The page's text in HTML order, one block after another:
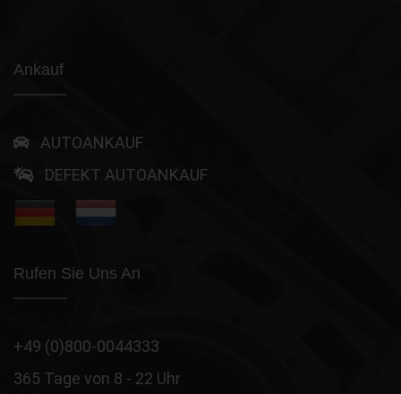
Ankauf
AUTOANKAUF
DEFEKT AUTOANKAUF
Rufen Sie Uns An
+49 (0)800-0044333
365 Tage von 8 - 22 Uhr